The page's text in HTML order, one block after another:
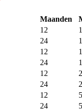
Maanden
12
24
12
24
12
24
12
24